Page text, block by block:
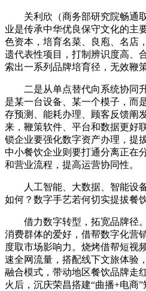
关利欣（商务部研究院畅通
业是传承中华优良保守文化的主
色资本，培育名菜、良庖、名店
遗代表性项目，打制辨识度高、
索出一系列品牌培育径，无效鞭
二是从单点替代向系统协同升
是某一台设备、某一个模子，而
存预测、能耗办理、顾客反馈阐
来，鞭策软件、平台和数据更好
锁企业要强化数字资产办理，提
中小餐饮企业则要打通分离正在
和营业流程，提高运营协同性。
人工智能、大数据、智能设
如何？数字手艺若何切实提拔餐
借力数字转型，拓宽品牌径。
消费群体的爱好，借帮数字化营
度取市场影响力。烧烤借帮短视
速全网流量，搭配线下文旅体验
融合模式，带动地区餐饮品牌走
火后，沉庆荣昌搭建“曲播+电商